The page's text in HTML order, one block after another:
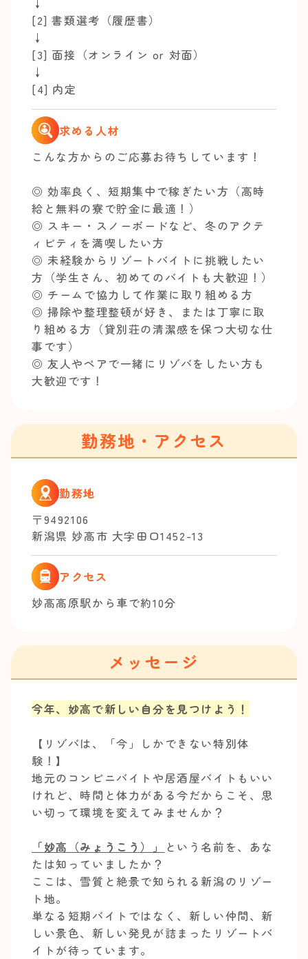
[2] 書類選考（履歴書）
↓
[3] 面接（オンライン or 対面）
↓
[4] 内定
求める人材
こんな方からのご応募お待ちしています！
◎ 効率良く、短期集中で稼ぎたい方（高時
給と無料の寮で貯金に最適！）
◎ スキー・スノーボードなど、冬のアクテ
ィビティを満喫したい方
◎ 未経験からリゾートバイトに挑戦したい
方（学生さん、初めてのバイトも大歓迎！）
◎ チームで協力して作業に取り組める方
◎ 掃除や整理整頓が好き、または丁寧に取
り組める方（貸別荘の清潔感を保つ大切な仕
事です）
◎ 友人やペアで一緒にリゾバをしたい方も
大歓迎です！
勤務地・アクセス
勤務地
〒9492106
新潟県 妙高市 大字田口1452-13
アクセス
妙高高原駅から車で約10分
メッセージ
今年、妙高で新しい自分を見つけよう！
【リゾバは、「今」しかできない特別体
験！】
地元のコンビニバイトや居酒屋バイトもいい
けれど、時間と体力がある今だからこそ、思
い切って環境を変えてみませんか？
「妙高（みょうこう）」
という名前を、あな
たは知っていましたか？
ここは、雪質と絶景で知られる新潟のリゾー
ト地。
単なる短期バイトではなく、新しい仲間、新
しい景色、新しい発見が詰まったリゾートバ
イトが待っています。